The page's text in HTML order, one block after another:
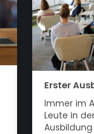
Erster
Immer im
Leute in